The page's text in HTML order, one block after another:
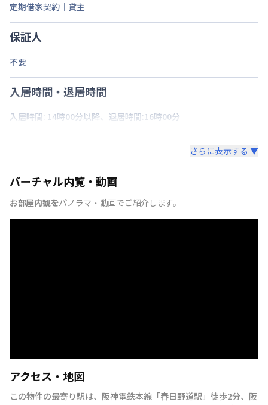
定期借家契約｜貸主
保証人
不要
入居時間・退居時間
入居時間: 14時00分以降、退居時間:16時00分
さらに表示する ▼
バーチャル内覧・動画
お部屋内観をパノラマ・動画でご紹介します。
アクセス・地図
この物件の最寄り駅は、 阪神電鉄本線 「春日野道駅 」 徒歩2分、 阪